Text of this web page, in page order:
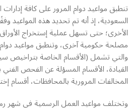
تنطبق مواعيد دوام المرور على كافة إدارات
السعودية، إذ أنه تم تحديد هذه المواعيد
الأخرى؛ حتى تسهل عملية إستخراج
مصلحة حكومية آخرى، وتنطبق مواعيد دوام
والتي تشمل (الأقسام الخاصة بتراخيص
القيادة، الأقسام المسؤلة عن الفحص
المخالفات المرورية بالمحافظات، أقسام
وتختلف مواعيد العمل الرسمية في شهر